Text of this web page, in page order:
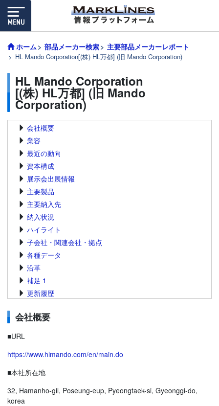
ホーム 部品メーカー検索 主要部品メーカーレポート
HL Mando Corporation[(株) HL万都] (旧 Mando Corporation)
HL Mando Corporation
[(株) HL万都] (旧 Mando
Corporation)
会社概要
業容
最近の動向
資本構成
展示会出展情報
主要製品
主要納入先
納入状況
ハイライト
子会社・関連会社・拠点
各種データ
沿革
補足 1
更新履歴
会社概要
■URL
https://www.hlmando.com/en/main.do
■本社所在地
32, Hamanho-gil, Poseung-eup, Pyeongtaek-si, Gyeonggi-do,
korea